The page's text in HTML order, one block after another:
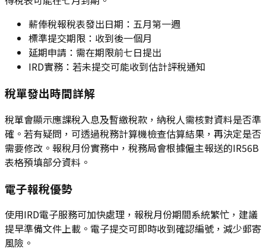
薪俸稅報稅表發出日期：五月第一週
標準提交期限：收到後一個月
延期申請：需在期限前七日提出
IRD實務：若未提交可能收到估計評稅通知
稅單發出時間詳解
稅單會顯示應課稅入息及暫繳稅款，納稅人需核對資料是否準
確。若有疑問，可透過稅務計算機檢查估算結果，再決定是否
需要修改。報稅月份實務中，稅務局會根據僱主報送的IR56B
表格預填部分資料。
電子報稅優勢
使用IRD電子服務可加快處理，報稅月份期間系統繁忙，建議
提早準備文件上載。電子提交可即時收到確認編號，減少郵寄
風險。